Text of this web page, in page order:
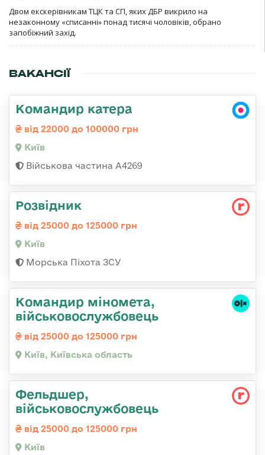
Двом екскерівникам ТЦК та СП, яких ДБР викрило на
незаконному «списанні» понад тисячі чоловіків, обрано
запобіжний захід.
ВАКАНСІЇ
Командир катера
від 22000 до 100000 грн
Київ
Військова частина А4269
Розвідник
від 25000 до 125000 грн
Київ
Морська Піхота ЗСУ
Командиp міномета,
військовослужбовець
від 25000 до 125000 грн
Київ, Київська область
Фельдшер,
військовослужбовець
від 25000 до 125000 грн
Київ